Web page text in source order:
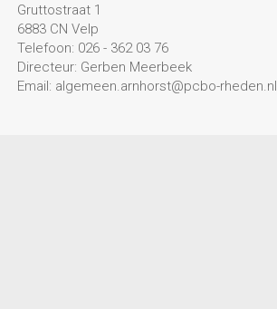
Gruttostraat 1
6883 CN Velp
Telefoon: 026 - 362 03 76
Directeur: Gerben Meerbeek
Email: algemeen.arnhorst@pcbo-rheden.nl